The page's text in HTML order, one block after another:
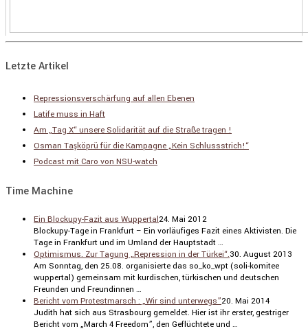
Letzte Artikel
Repressionsverschärfung auf allen Ebenen
Latife muss in Haft
Am „Tag X“ unsere Solidarität auf die Straße tragen !
Osman Taşköprü für die Kampagne „Kein Schlussstrich!“
Podcast mit Caro von NSU-watch
Time Machine
Ein Blockupy-Fazit aus Wuppertal24. Mai 2012
Blockupy-Tage in Frank­furt – Ein vorläu­figes Fazit eines Aktivisten. Die
Tage in Frank­furt und im Umland der Haupt­stadt …
Optimismus. Zur Tagung „Repression in der Türkei“.30. August 2013
Am Sonntag, den 25.08. organi­sierte das so_ko_wpt (soli-komitee
wuppertal) gemeinsam mit kurdi­schen, türki­schen und deutschen
Freunden und Freun­dinnen …
Bericht vom Protestmarsch : „Wir sind unterwegs”20. Mai 2014
Judith hat sich aus Stras­bourg gemeldet. Hier ist ihr erster, gestriger
Bericht vom „March 4 Freedom”, den Geflüch­tete und …